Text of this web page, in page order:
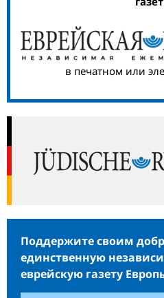
в печатном или
Поддержите своим
единственную
еврейскую газету